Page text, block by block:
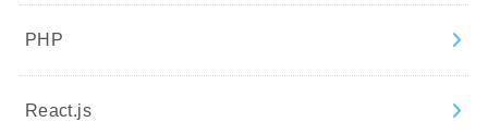
PHP
React.js